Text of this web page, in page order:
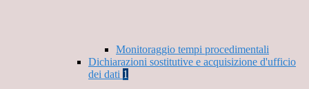
Monitoraggio tempi procedimentali
Dichiarazioni sostitutive e acquisizione d'ufficio
dei dati 1